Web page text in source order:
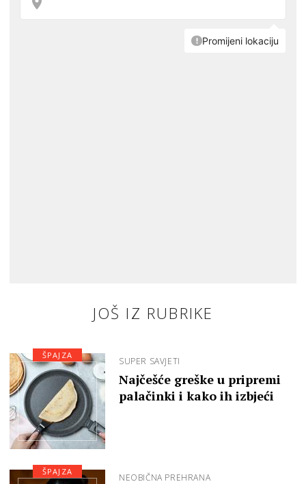
JOŠ IZ RUBRIKE
SUPER SAVJETI
Najčešće greške u pripremi
palačinki i kako ih izbjeći
ŠPAJZA
NEOBIČNA PREHRANA
ŠPAJZA